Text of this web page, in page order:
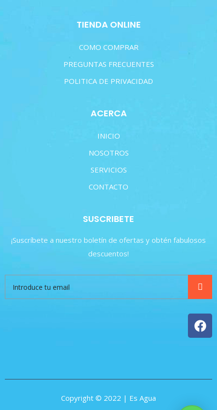
TIENDA ONLINE
COMO COMPRAR
PREGUNTAS FRECUENTES
POLITICA DE PRIVACIDAD
ACERCA
INICIO
NOSOTROS
SERVICIOS
CONTACTO
SUSCRIBETE
¡Suscríbete a nuestro boletín de ofertas y obtén fabulosos
descuentos!
Copyright © 2022 | Es Agua